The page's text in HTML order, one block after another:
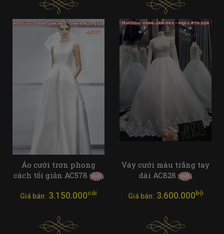
Áo cưới trơn phong
cách tối giản AC578
Giá bán: 3.150.000cái
Váy cưới màu trắng tay
dài AC828
Giá bán: 3.600.000bộ